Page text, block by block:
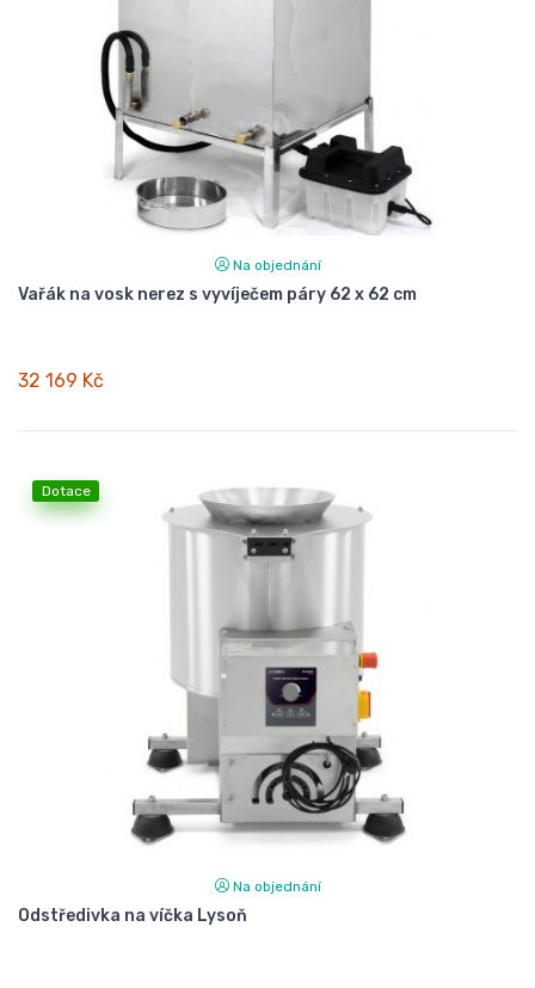
Na objednání
Vařák na vosk nerez s vyvíječem páry 62 x 62 cm
32 169 Kč
Dotace
Na objednání
Odstředivka na víčka Lysoň